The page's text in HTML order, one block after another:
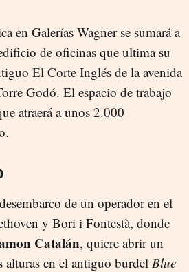
en Galerías Wagner se sumará a
de oficinas que ultima su
El Corte Inglés de la avenida
Godó. El espacio de trabajo
atraerá a unos 2.000
de un operador en el
y Bori i Fontestà, donde
Catalán, quiere abrir un
alturas en el antiguo burdel Blue